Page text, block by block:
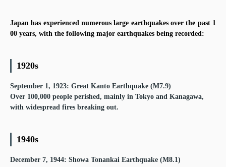
Japan has experienced numerous large earthquakes over the past 1
00 years, with the following major earthquakes being recorded:
1920s
September 1, 1923: Great Kanto Earthquake (M7.9)
Over 100,000 people perished, mainly in Tokyo and Kanagawa,
with widespread fires breaking out.
1940s
December 7, 1944: Showa Tonankai Earthquake (M8.1)